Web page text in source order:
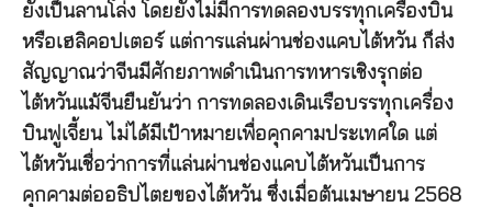
ยังเป็นลานโล่ง โดยยังไม่มีการทดลองบรรทุกเครื่องบิน
หรือเฮลิคอปเตอร์ แต่การแล่นผ่านช่องแคบไต้หวัน ก็ส่ง
สัญญาณว่าจีนมีศักยภาพดำเนินการทหารเชิงรุกต่อ
ไต้หวันแม้จีนยืนยันว่า การทดลองเดินเรือบรรทุกเครื่อง
บินฟูเจี้ยน ไม่ได้มีเป้าหมายเพื่อคุกคามประเทศใด แต่
ไต้หวันเชื่อว่าการที่แล่นผ่านช่องแคบไต้หวันเป็นการ
คุกคามต่ออธิปไตยของไต้หวัน ซึ่งเมื่อต้นเมษายน 2568